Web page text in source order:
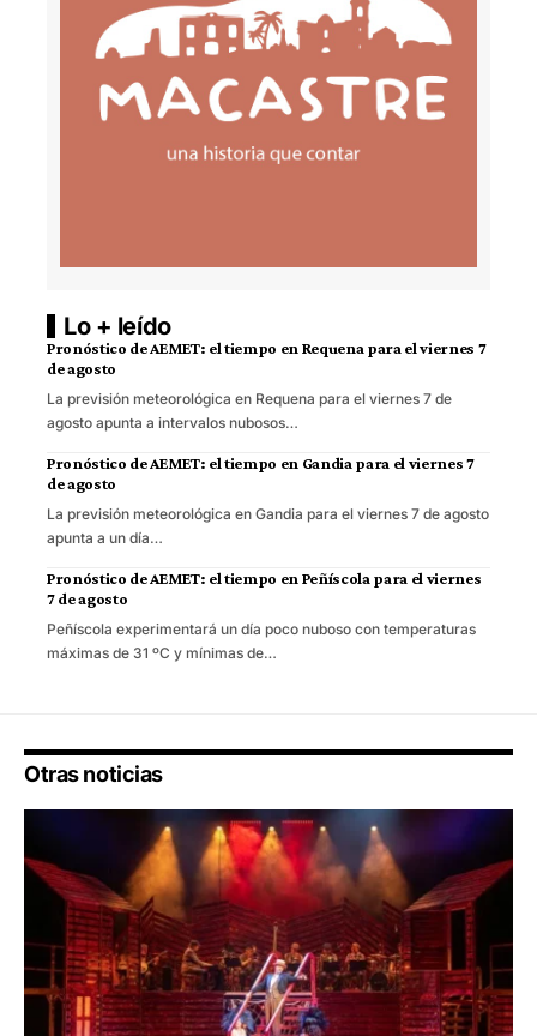
Lo + leído
Pronóstico de AEMET: el tiempo en Requena para el viernes 7
de agosto
La previsión meteorológica en Requena para el viernes 7 de
agosto apunta a intervalos nubosos…
Pronóstico de AEMET: el tiempo en Gandia para el viernes 7
de agosto
La previsión meteorológica en Gandia para el viernes 7 de agosto
apunta a un día…
Pronóstico de AEMET: el tiempo en Peñíscola para el viernes
7 de agosto
Peñíscola experimentará un día poco nuboso con temperaturas
máximas de 31 ºC y mínimas de…
Otras noticias